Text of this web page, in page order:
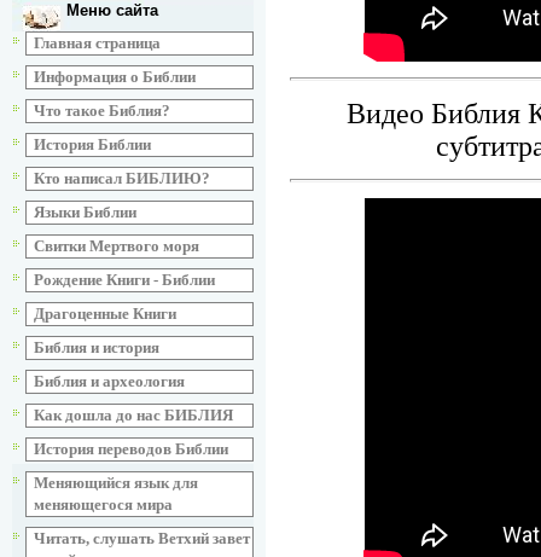
Меню сайта
Главная страница
Информация о Библии
Что такое Библия?
История Библии
Кто написал БИБЛИЮ?
Языки Библии
Свитки Мертвого моря
Рождение Книги - Библии
Драгоценные Книги
Библия и история
Библия и археология
Как дошла до нас БИБЛИЯ
История переводов Библии
Меняющийся язык для
меняющегося мира
Читать, слушать Ветхий завет
Видео Библия